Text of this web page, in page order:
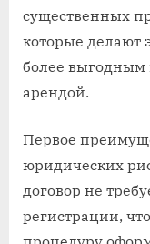
существенных
которые делают
более выгодным
арендой.
Первое
юридических
договор не
регистрации,